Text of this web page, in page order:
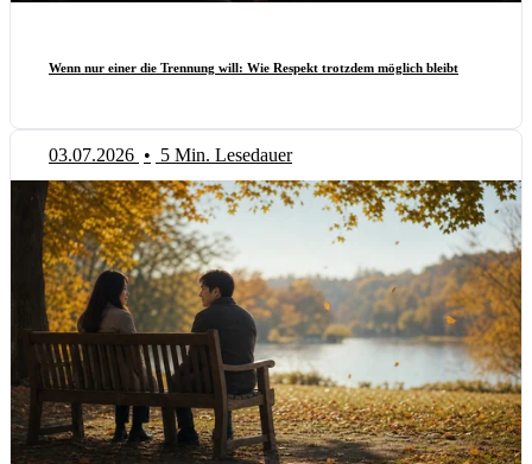
Wenn nur einer die Trennung will: Wie Respekt trotzdem möglich bleibt
03.07.2026 • 5 Min. Lesedauer